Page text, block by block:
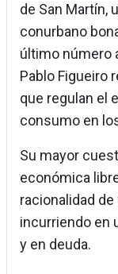
de San Martín,
conurbano
último número
Pablo Figueiro
que regulan el
consumo en
Su mayor
económica
racionalidad
incurriendo en
y en deuda.